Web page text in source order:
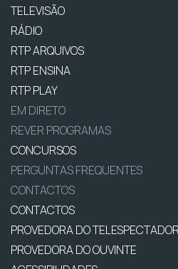
TELEVISÃO
RÁDIO
RTP ARQUIVOS
RTP ENSINA
RTP PLAY
EM DIRETO
REVER PROGRAMAS
CONCURSOS
PERGUNTAS FREQUENTES
CONTACTOS
CONTACTOS
PROVEDORA DO TELESPECTADOR
PROVEDORA DO OUVINTE